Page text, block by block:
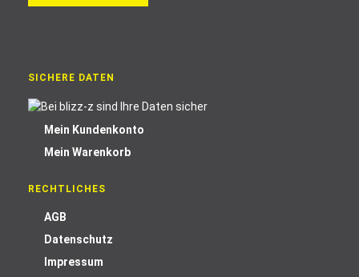
SICHERE DATEN
Mein Kundenkonto
Mein Warenkorb
RECHTLICHES
AGB
Datenschutz
Impressum